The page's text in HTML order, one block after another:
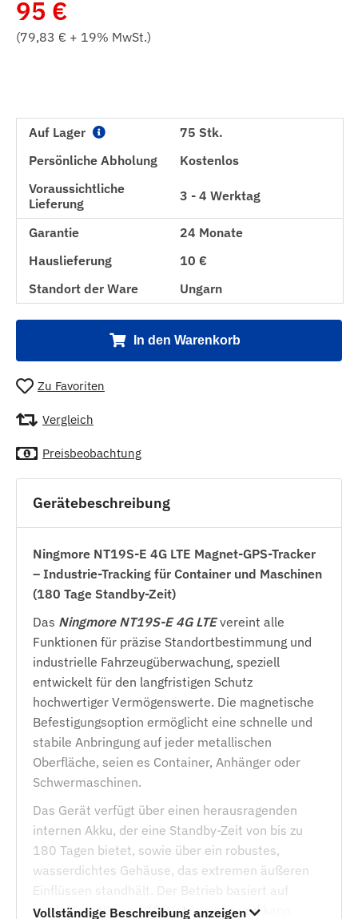
95 €
(79,83 € + 19% MwSt.)
Auf Lager
75 Stk.
Persönliche Abholung
Kostenlos
Voraussichtliche
Lieferung
3 - 4 Werktag
Garantie
24 Monate
Hauslieferung
10 €
Standort der Ware
Ungarn
In den Warenkorb
Zu Favoriten
Vergleich
Preisbeobachtung
Gerätebeschreibung
Ningmore NT19S-E 4G LTE Magnet-GPS-Tracker
– Industrie-Tracking für Container und Maschinen
(180 Tage Standby-Zeit)
Das Ningmore NT19S-E 4G LTEvereint alle
Funktionen für präzise Standortbestimmung und
industrielle Fahrzeugüberwachung, speziell
entwickelt für den langfristigen Schutz
hochwertiger Vermögenswerte. Die magnetische
Befestigungsoption ermöglicht eine schnelle und
stabile Anbringung auf jeder metallischen
Oberfläche, seien es Container, Anhänger oder
Schwermaschinen.
Das Gerät verfügt über einen herausragenden
internen Akku, der eine Standby-Zeit von bis zu
180 Tagen bietet, sowie über ein robustes,
wasserdichtes Gehäuse, das extremen äußeren
Einflüssen standhält. Der Betrieb basiert auf
modernen 4G- und 2G-Netzwerken und kann
Vollständige Beschreibung anzeigen